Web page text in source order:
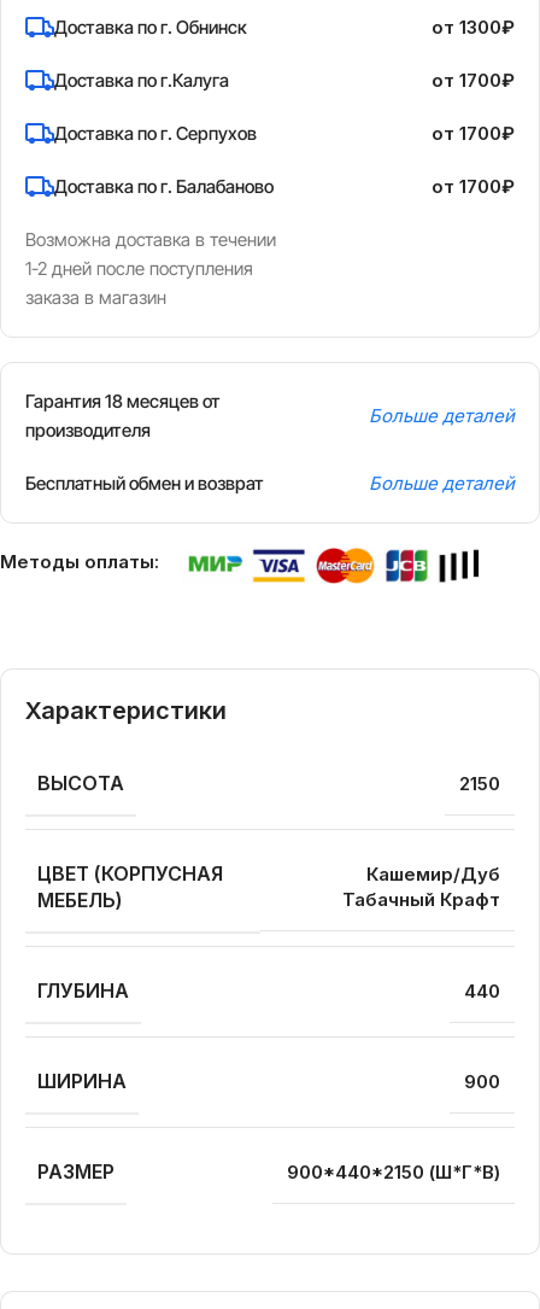
Доставка по г. Обнинск
Доставка по г.Калуга
Доставка по г. Серпухов
Доставка по г. Балабаново
Возможна доставка в течении
1-2 дней после поступления
заказа в магазин
от 1300₽
от 1700₽
от 1700₽
от 1700₽
Гарантия 18 месяцев от
производителя
Больше деталей
Бесплатный обмен и возврат Больше деталей
Методы оплаты:
Характеристики
ВЫСОТА 2150
ЦВЕТ (КОРПУСНАЯ
МЕБЕЛЬ)
Кашемир/Дуб
Табачный Крафт
ГЛУБИНА 440
ШИРИНА 900
РАЗМЕР 900*440*2150 (Ш*Г*В)